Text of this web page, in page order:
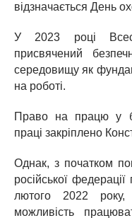
відзначається День
У 2023 році
присвячений
середовищу як
на роботі.
Право на працю у
праці закріплено
Однак, з початком
російської
лютого 2022 року,
можливість